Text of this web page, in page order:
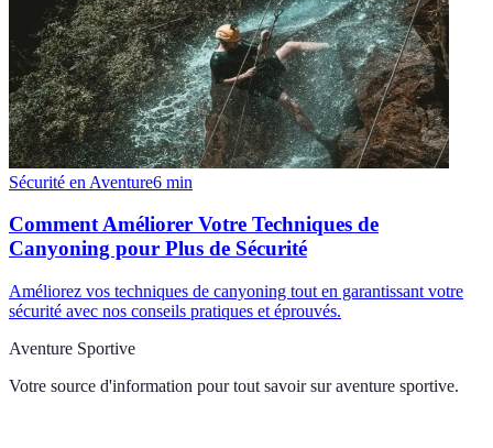
Sécurité en Aventure6 min
Comment Améliorer Votre Techniques de
Canyoning pour Plus de Sécurité
Améliorez vos techniques de canyoning tout en garantissant votre
sécurité avec nos conseils pratiques et éprouvés.
Aventure Sportive
Votre source d'information pour tout savoir sur aventure sportive.